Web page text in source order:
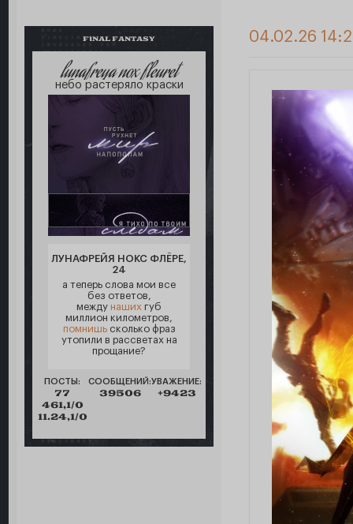
FINAL FANTASY
lunafreya nox fleuret
небо растеряло краски
ЛУНАФРЕЙЯ НОКС ФЛЁРЕ,
24
а теперь слова мои все
без ответов,
между наших губ
миллион километров,
помнишьсколько фраз
утопили в рассветах на
прощание?
ПОСТЫ:
77
461,1/0
11.24,1/0
СООБЩЕНИЙ:
39506
УВАЖЕНИЕ:
+9423
04.02.26